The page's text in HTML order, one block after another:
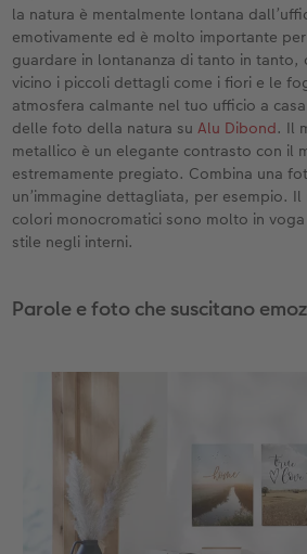
la natura è mentalmente lontana
emotivamente ed è molto importante
guardare in lontananza di tanto in tanto,
vicino i piccoli dettagli come i fiori e le
atmosfera calmante nel tuo ufficio a
delle foto della natura suAlu Dibond. Il
metallico è un elegante contrasto con il
estremamente pregiato. Combina una
un’immagine dettagliata, per esempio.
colori monocromatici sono molto in
stile negli interni.
Parole e foto che suscitano